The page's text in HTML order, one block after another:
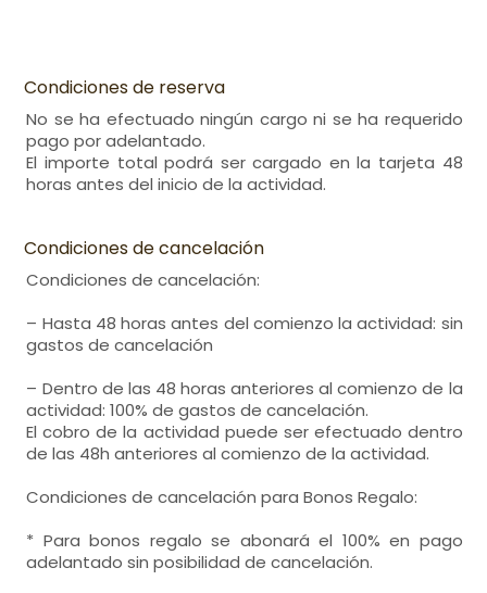
Condiciones de reserva
No se ha efectuado ningún cargo ni se ha requerido
pago por adelantado.
El importe total podrá ser cargado en la tarjeta 48
horas antes del inicio de la actividad.
Condiciones de cancelación
Condiciones de cancelación:
– Hasta 48 horas antes del comienzo la actividad: sin
gastos de cancelación
– Dentro de las 48 horas anteriores al comienzo de la
actividad: 100% de gastos de cancelación.
El cobro de la actividad puede ser efectuado dentro
de las 48h anteriores al comienzo de la actividad.
Condiciones de cancelación para Bonos Regalo:
* Para bonos regalo se abonará el 100% en pago
adelantado sin posibilidad de cancelación.